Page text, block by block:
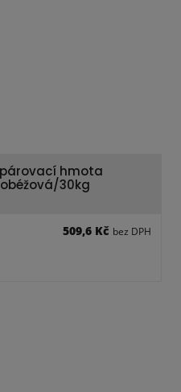
hmota
30kg
509,6 Kč bez DPH